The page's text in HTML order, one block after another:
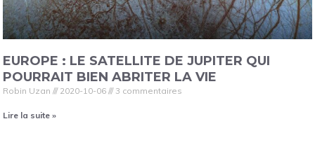
EUROPE : LE SATELLITE DE JUPITER QUI
POURRAIT BIEN ABRITER LA VIE
Robin Uzan 2020-10-06 3 commentaires
Lire la suite »